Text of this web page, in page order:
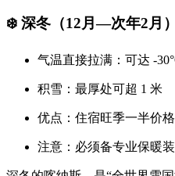
❄️ 深冬（12月—次年2月）
气温直接拉满：可达 -
积雪：最厚处可超 1 米
优点：住宿旺季一半价
注意：必须备专业保暖